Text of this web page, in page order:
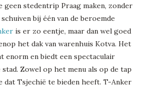
geen stedentrip Praag maken, zonder
bij één van de beroemde
is er zo eentje, maar dan wel goed
het dak van warenhuis Kotva. Het
enorm en biedt een spectaculair
Zowel op het menu als op de tap
dat Tsjechië te bieden heeft. T-Anker